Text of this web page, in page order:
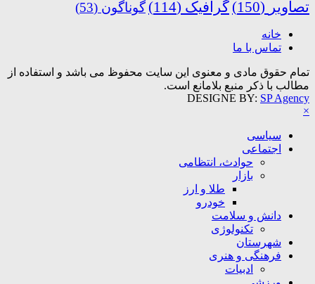
تصاویر (150) گرافیک (114) گوناگون (53)
خانه
تماس با ما
تمام حقوق مادی و معنوی این سایت محفوظ می باشد و استفاده از
مطالب با ذکر منبع بلامانع است.
DESIGNE BY: SP Agency
×
سیاسی
اجتماعی
حوادث، انتظامی
بازار
طلا و ارز
خودرو
دانش و سلامت
تکنولوژی
شهرستان
فرهنگی و هنری
ادبیات